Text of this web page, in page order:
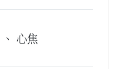
、 心焦